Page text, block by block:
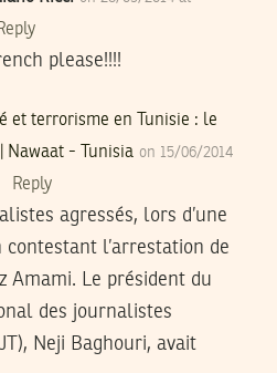
please!!!!
et terrorisme en Tunisie : le
Nawaat - Tunisia on 15/06/2014
Reply
agressés, lors d’une
contestant l’arrestation de
Amami. Le président du
des journalistes
Neji Baghouri, avait